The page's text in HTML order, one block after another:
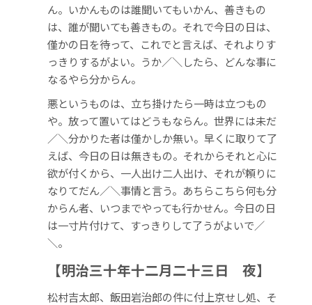
ん。いかんものは誰聞いてもいかん、善きもの
は、誰が聞いても善きもの。それで今日の日は、
僅かの日を待って、これでと言えば、それよりす
っきりするがよい。うか／＼したら、どんな事に
なるやら分からん。
悪というものは、立ち掛けたら一時は立つもの
や。放って置いてはどうもならん。世界には未だ
／＼分かりた者は僅かしか無い。早くに取りて了
えば、今日の日は無きもの。それからそれと心に
欲が付くから、一人出け二人出け、それが頼りに
なりてだん／＼事情と言う。あちらこちら何も分
からん者、いつまでやっても行かせん。今日の日
は一寸片付けて、すっきりして了うがよいで／
＼。
【明治三十年十二月二十三日 夜】
松村吉太郎、飯田岩治郎の件に付上京せし処、そ